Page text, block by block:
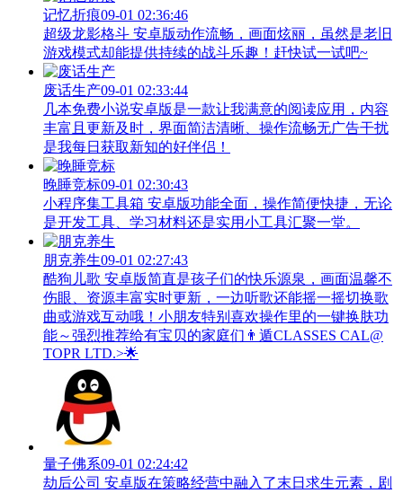
记忆折痕09-01 02:36:46
超级龙影格斗 安卓版动作流畅，画面炫丽，虽然是老旧
游戏模式却能提供持续的战斗乐趣！赶快试一试吧~
废话生产09-01 02:33:44
几本免费小说安卓版是一款让我满意的阅读应用，内容
丰富且更新及时，界面简洁清晰、操作流畅无广告干扰
是我每日获取新知的好伴侣！
晚睡竞标09-01 02:30:43
小程序集工具箱 安卓版功能全面，操作简便快捷，无论
是开发工具、学习材料还是实用小工具汇聚一堂。
朋克养生09-01 02:27:43
酷狗儿歌 安卓版简直是孩子们的快乐源泉，画面温馨不
伤眼、资源丰富实时更新，一边听歌还能摇一摇切换歌
曲或游戏互动哦！小朋友特别喜欢操作里的一键换肤功
能～强烈推荐给有宝贝的家庭们👨‍遁️CLASSES CAL@
TOPR LTD.>🌟
量子佛系09-01 02:24:42
劫后公司 安卓版在策略经营中融入了末日求生元素，剧